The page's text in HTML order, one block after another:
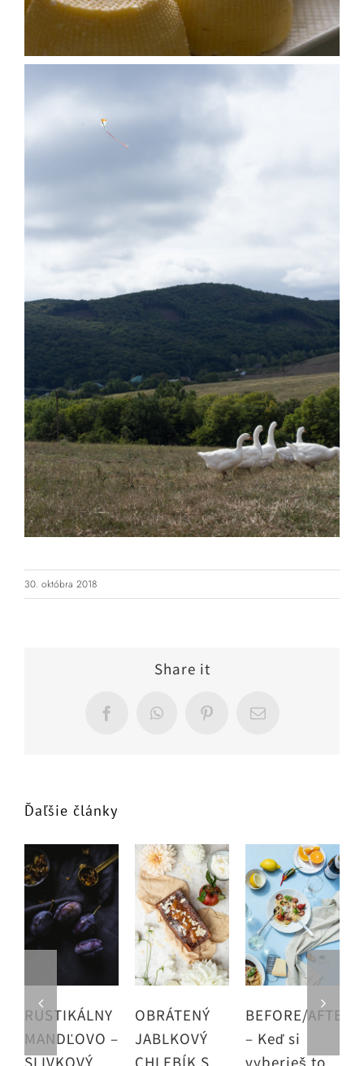
30. októbra 2018
Share it
FacebookWhatsAppPinterestEmail
Ďaľšie články
RUSTIKÁLNY
MANDĽOVO –
SLIVKOVÝ
OBRÁTENÝ
JABLKOVÝ
CHLEBÍK S
BEFORE/AFTER
– Keď si
vyberieš to